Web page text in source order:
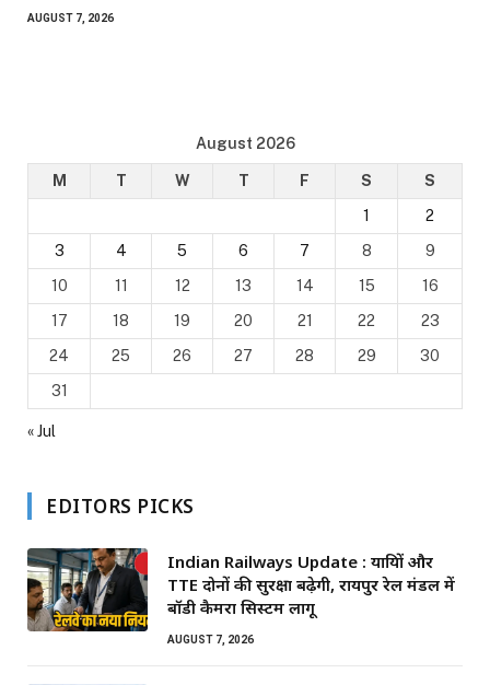
AUGUST 7, 2026
August 2026
M T W T F S
S
1
2
3
4 5 6 7 8
9
10
11 12 13 14 15
16
17
18 19 20 21 22
23
24
25 26 27 28 29
30
31
« Jul
EDITORS PICKS
Indian Railways Update : यात्रियों और
TTE दोनों की सुरक्षा बढ़ेगी, रायपुर रेल मंडल में
बॉडी कैमरा सिस्टम लागू
AUGUST 7, 2026